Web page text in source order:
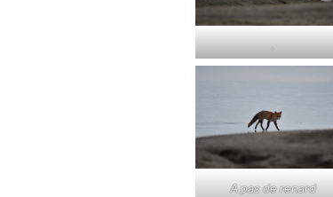
.
A pas de renard